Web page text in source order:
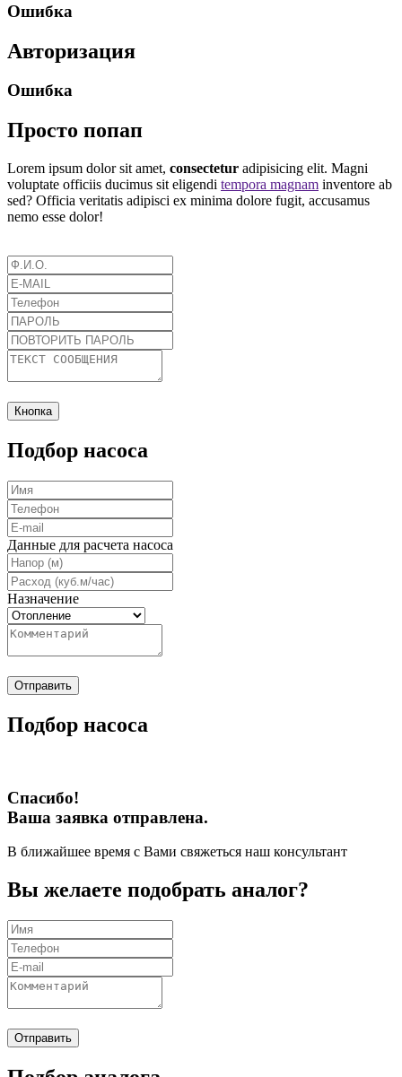
Ошибка
Авторизация
Ошибка
Просто попап
Lorem ipsum dolor sit amet, consectetur adipisicing elit. Magni
voluptate officiis ducimus sit eligendi tempora magnam inventore ab
sed? Officia veritatis adipisci ex minima dolore fugit, accusamus
nemo esse dolor!
Кнопка
Подбор насоса
Данные для расчета насоса
Назначение
Отправить
Подбор насоса
Спасибо!
Ваша заявка отправлена.
В ближайшее время с Вами свяжеться наш консультант
Вы желаете подобрать аналог?
Отправить